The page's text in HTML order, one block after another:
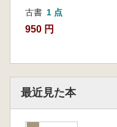
古書 1 点
950 円
最近見た本